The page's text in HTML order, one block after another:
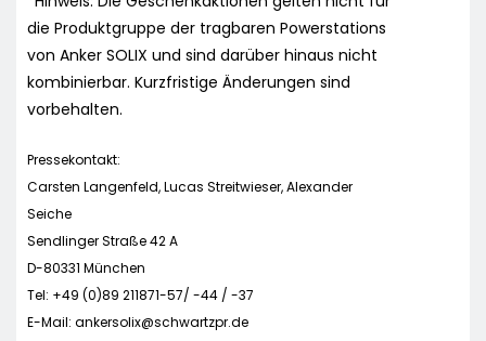
die Produktgruppe der tragbaren Powerstations
von Anker SOLIX und sind darüber hinaus nicht
kombinierbar. Kurzfristige Änderungen sind
vorbehalten.
Pressekontakt:
Carsten Langenfeld, Lucas Streitwieser, Alexander
Seiche
Sendlinger Straße 42 A
D-80331 München
Tel: +49 (0)89 211871-57/ -44 / -37
E-Mail: ankersolix@schwartzpr.de